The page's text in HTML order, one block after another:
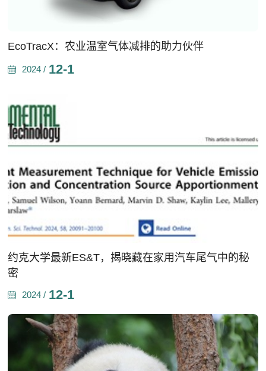
EcoTracX：农业温室气体减排的助力伙伴
2024 / 12-1
约克大学最新ES&T，揭晓藏在家用汽车尾气中的秘
密
2024 / 12-1